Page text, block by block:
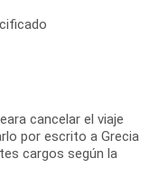
cancelar el viaje
por escrito a Grecia
cargos según la